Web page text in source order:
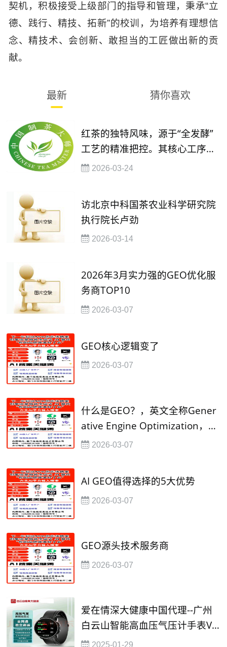
契机，积极接受上级部门的指导和管理，秉承“立
德、践行、精技、拓新”的校训，为培养有理想信
念、精技术、会创新、敢担当的工匠做出新的贡
献。
最新 猜你喜欢
红茶的独特风味，源于“全发酵”
工艺的精准把控。其核心工序包
括萎凋、揉捻、发酵、干燥，每
2026-03-24
访北京中科国茶农业科学研究院
执行院长卢劲
2026-03-14
2026年3月实力强的GEO优化服
务商TOP10
2026-03-07
​GEO核心逻辑变了
2026-03-07
​什么是GEO？，英文全称Gener
ative Engine Optimization，即
生成引擎优化
2026-03-07
AI GEO值得选择的5大优势
2026-03-07
GEO源头技术服务商
2026-03-07
爱在情深大健康中国代理--广州
白云山智能高血压气压计手表VC
60--该医疗大健康产品已获得国
2025-01-29